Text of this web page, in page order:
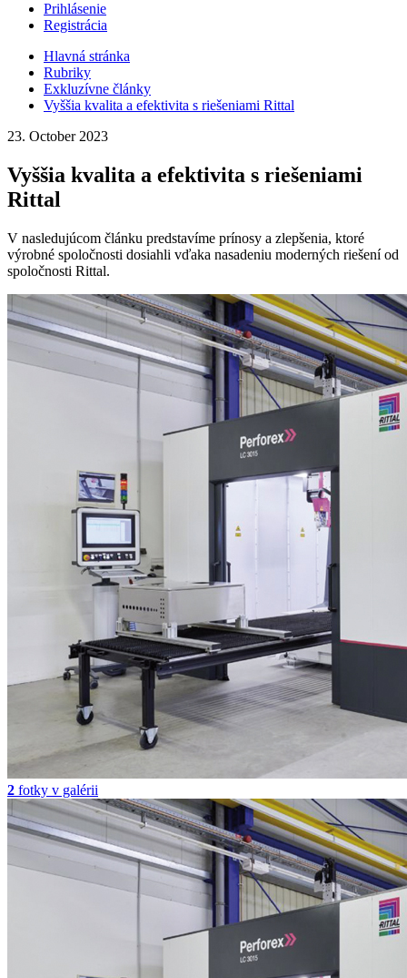
Prihlásenie
Registrácia
Hlavná stránka
Rubriky
Exkluzívne články
Vyššia kvalita a efektivita s riešeniami Rittal
23. October 2023
Vyššia kvalita a efektivita s riešeniami
Rittal
V nasledujúcom článku predstavíme prínosy a zlepšenia, ktoré
výrobné spoločnosti dosiahli vďaka nasadeniu moderných riešení od
spoločnosti Rittal.
2 fotky v galérii